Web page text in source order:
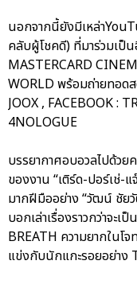
นอกจากนี้ยังมีเหล่า
คลับผู้โชคดี) ที่มาร่วมเ
MASTERCARD
WORLD พร้อมถ่ายทอด
JOOX , FACEBOOK :
4NOLOGUE
บรรยากาศอบอวลไปด้วย
ของงาน “เติร์ด-ปอร์เช่-
มากฝีมืออย่าง “วัฒน์ ชั
บอกเล่าเรื่องราวกว่าจะ
BREATH ความยากในโ
แข่งกับนักแกะรอยอย่า